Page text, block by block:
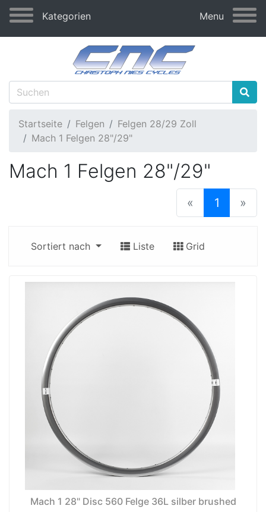
Kategorien Menu
Startseite Felgen
Felgen 28/29 Zoll
Mach 1 Felgen 28"/29"
Mach 1 Felgen 28"/29"
« 1 »
Sortiert nach Liste Grid
Mach 1 28" Disc 560 Felge 36L silber brushed